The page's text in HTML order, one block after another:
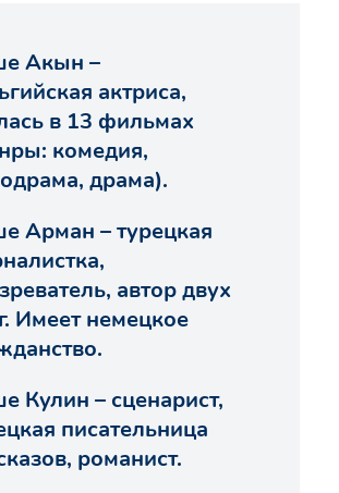
Акын –
актриса,
в 13 фильмах
комедия,
драма).
Арман – турецкая
автор двух
Имеет немецкое
Кулин – сценарист,
писательница
романист.